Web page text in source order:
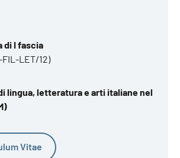
di I fascia
FIL-LET/12)
lingua, letteratura e arti italiane nel
Vitae